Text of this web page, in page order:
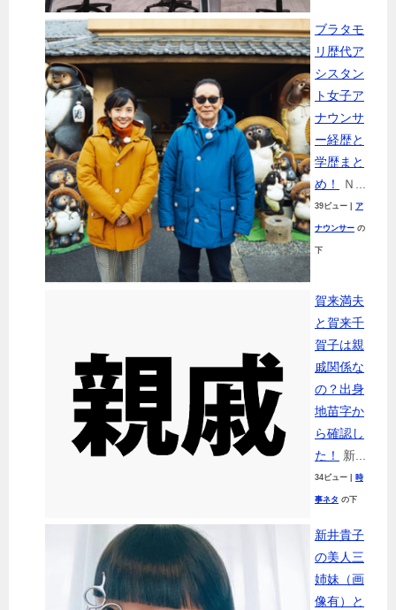
ブラタモ
リ歴代ア
シスタン
ト女子ア
ナウンサ
ー経歴と
学歴まと
め！
Ｎ...
39ビュー ア
ナウンサー の
下
賀来満夫
と賀来千
賀子は親
戚関係な
の？出身
地苗字か
ら確認し
た！
新...
34ビュー 時
事ネタ の下
新井貴子
の美人三
姉妹（画
像有）と